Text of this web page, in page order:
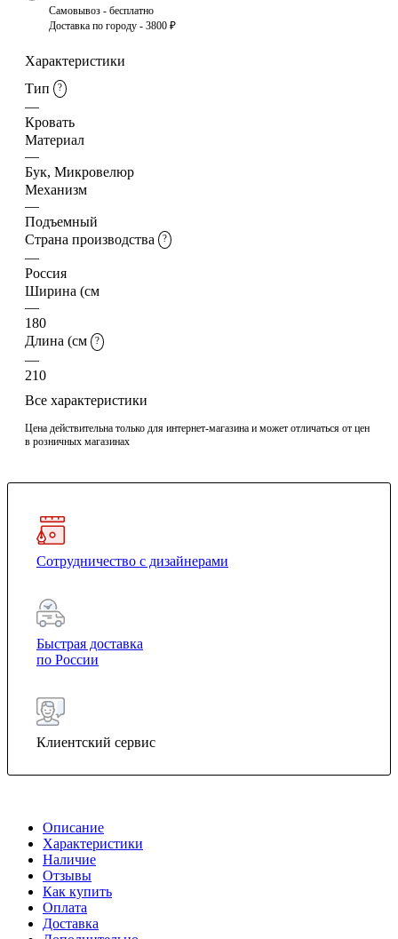
Самовывоз - бесплатно
Доставка по городу - 3800 ₽
Характеристики
Тип
?
—
Кровать
Материал
—
Бук, Микровелюр
Механизм
—
Подъемный
Страна производства
?
—
Россия
Ширина (см
—
180
Длина (см
?
—
210
Все характеристики
Цена действительна только для интернет-магазина и может отличаться от цен
в розничных магазинах
Сотрудничество с дизайнерами
Быстрая доставка
по России
Клиентский сервис
Описание
Характеристики
Наличие
Отзывы
Как купить
Оплата
Доставка